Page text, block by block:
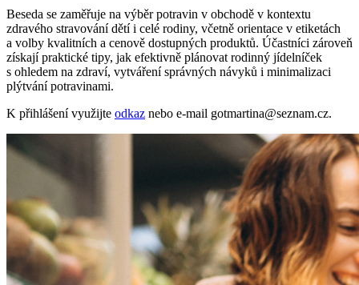
Beseda se zaměřuje na výběr potravin v obchodě v kontextu
zdravého stravování dětí i celé rodiny, včetně orientace v etiketách
a volby kvalitních a cenově dostupných produktů. Účastníci zároveň
získají praktické tipy, jak efektivně plánovat rodinný jídelníček
s ohledem na zdraví, vytváření správných návyků i minimalizaci
plýtvání potravinami.
K přihlášení využijte odkaz nebo e-mail gotmartina@seznam.cz.